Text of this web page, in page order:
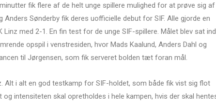
fik flere af de helt unge spillere mulighed for at prøve sig af
Anders Sønderby fik deres uofficielle debut for SIF. Alle gjorde en
med 2-1. En fin test for de unge SIF-spillere. Målet blev sat ind
opspil i venstresiden, hvor Mads Kaalund, Anders Dahl og
til Jørgensen, som fik serveret bolden tæt foran mål.
Alt i alt en god testkamp for SIF-holdet, som både fik vist sig flot
intensiteten skal opretholdes i hele kampen, hvis der skal